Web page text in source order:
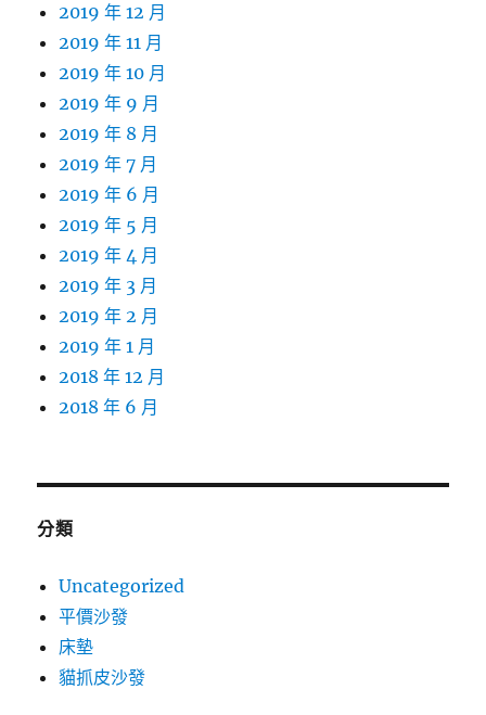
2019 年 12 月
2019 年 11 月
2019 年 10 月
2019 年 9 月
2019 年 8 月
2019 年 7 月
2019 年 6 月
2019 年 5 月
2019 年 4 月
2019 年 3 月
2019 年 2 月
2019 年 1 月
2018 年 12 月
2018 年 6 月
分類
Uncategorized
平價沙發
床墊
貓抓皮沙發